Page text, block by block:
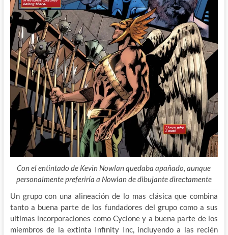
Con el entintado de Kevin Nowlan quedaba apañado, aunque
personalmente preferiría a Nowlan de dibujante directamente
Un grupo con una alineación de lo mas clásica que combina
tanto a buena parte de los fundadores del grupo como a sus
ultimas incorporaciones como Cyclone y a buena parte de los
miembros de la extinta Infinity Inc, incluyendo a las recién